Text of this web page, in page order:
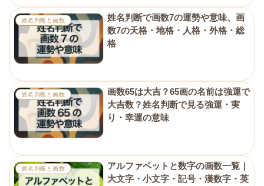
姓名判断と画数
姓名判断で画数7の運勢や意味、画
数7の天格・地格・人格・外格・総
格
姓名判断と画数
画数65は大吉？65画の名前は強運で
大吉数？姓名判断で見る強運・実
り・幸運の意味
姓名判断と画数
アルファベットと数字の画数一覧｜
大文字・小文字・記号・漢数字・英